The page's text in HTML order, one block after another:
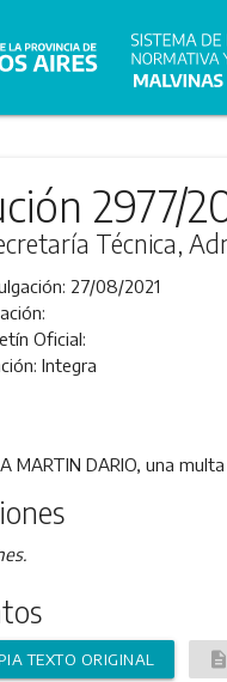
2977/
Técnica,
27/08/2021
Oficial:
Integra
MARTIN DARIO, una
TEXTO ORIGINAL description